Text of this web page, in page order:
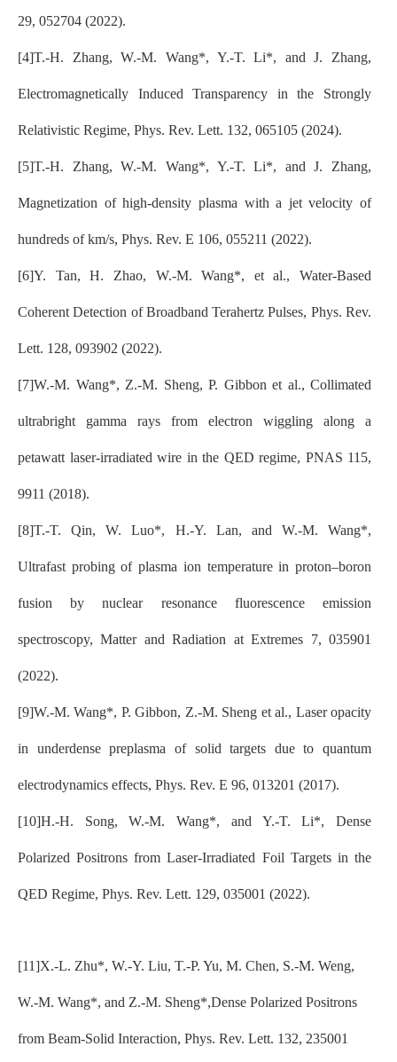
29, 052704 (2022).
[4]T.-H. Zhang, W.-M. Wang*, Y.-T. Li*, and J. Zhang,
Electromagnetically Induced Transparency in the Strongly
Relativistic Regime, Phys. Rev. Lett. 132, 065105 (2024).
[5]T.-H. Zhang, W.-M. Wang*, Y.-T. Li*, and J. Zhang,
Magnetization of high-density plasma with a jet velocity of
hundreds of km/s, Phys. Rev. E 106, 055211 (2022).
[6]Y. Tan, H. Zhao, W.-M. Wang*, et al., Water-Based
Coherent Detection of Broadband Terahertz Pulses, Phys. Rev.
Lett. 128, 093902 (2022).
[7]W.-M. Wang*, Z.-M. Sheng, P. Gibbon et al., Collimated
ultrabright gamma rays from electron wiggling along a
petawatt laser-irradiated wire in the QED regime, PNAS 115,
9911 (2018).
[8]T.-T. Qin, W. Luo*, H.-Y. Lan, and W.-M. Wang*,
Ultrafast probing of plasma ion temperature in proton–boron
fusion by nuclear resonance fluorescence emission
spectroscopy, Matter and Radiation at Extremes 7, 035901
(2022).
[9]W.-M. Wang*, P. Gibbon, Z.-M. Sheng et al., Laser opacity
in underdense preplasma of solid targets due to quantum
electrodynamics effects, Phys. Rev. E 96, 013201 (2017).
[10]H.-H. Song, W.-M. Wang*, and Y.-T. Li*, Dense
Polarized Positrons from Laser-Irradiated Foil Targets in the
QED Regime, Phys. Rev. Lett. 129, 035001 (2022).
[11]X.-L. Zhu*, W.-Y. Liu, T.-P. Yu, M. Chen, S.-M. Weng,
W.-M. Wang*, and Z.-M. Sheng*,Dense Polarized Positrons
from Beam-Solid Interaction, Phys. Rev. Lett. 132, 235001